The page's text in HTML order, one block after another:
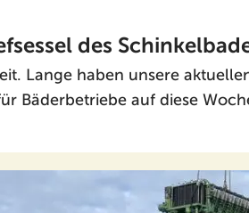
des
Lange haben unsere
Bäderbetriebe auf diese